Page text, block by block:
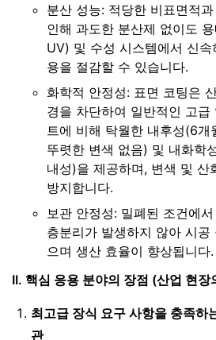
분산 성능: 적당한 비표면적
인해 과도한 분산제 없이도
UV) 및 수성 시스템에서 신
용을 절감할 수 있습니다.
화학적 안정성: 표면 코팅은
경을 차단하여 일반적인 고
트에 비해 탁월한 내후성(6개
뚜렷한 변색 없음) 및 내화학
내성)을 제공하며, 변색 및 산
방지합니다.
보관 안정성: 밀폐된 조건에
층분리가 발생하지 않아 시
으며 생산 효율이 향상됩니다.
II. 핵심 응용 분야의 장점 (산업 현
최고급 장식 요구 사항을 충족하
관